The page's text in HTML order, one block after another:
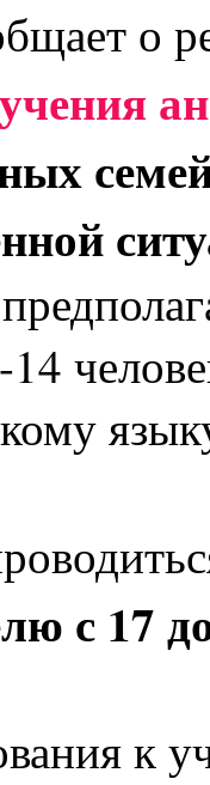
о
с 17
к